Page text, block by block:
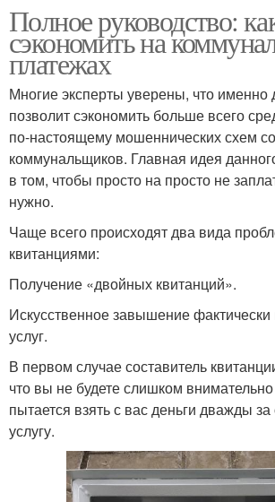
Полное руководство:
сэкономить на
платежах
Многие эксперты уверены, что именно
позволит сэкономить больше всего
по-настоящему мошеннических схем
коммунальщиков. Главная идея
в том, чтобы просто на просто не
нужно.
Чаще всего происходят два вида
квитанциями:
Получение «двойных квитанций».
Искусственное завышение
услуг.
В первом случае составитель
что вы не будете слишком внимательно
пытается взять с вас деньги дважды
услугу.